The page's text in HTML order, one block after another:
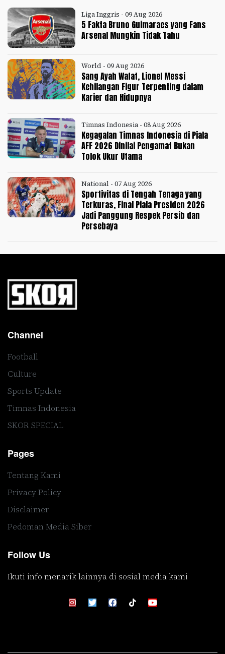
Liga Inggris - 09 Aug 2026
5 Fakta Bruno Guimaraes yang Fans
Arsenal Mungkin Tidak Tahu
World - 09 Aug 2026
Sang Ayah Wafat, Lionel Messi
Kehilangan Figur Terpenting dalam
Karier dan Hidupnya
Timnas Indonesia - 08 Aug 2026
Kegagalan Timnas Indonesia di Piala
AFF 2026 Dinilai Pengamat Bukan
Tolok Ukur Utama
National - 07 Aug 2026
Sportivitas di Tengah Tenaga yang
Terkuras, Final Piala Presiden 2026
Jadi Panggung Respek Persib dan
Persebaya
Channel
Football
Culture
Sports Update
Timnas Indonesia
SKOR SPECIAL
Pages
Tentang Kami
Privacy Policy
Disclaimer
Pedoman Media Siber
Follow Us
Ikuti info menarik lainnya di sosial media kami